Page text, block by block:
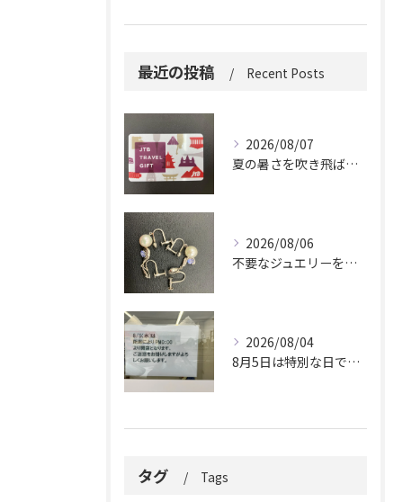
最近の投稿 Recent Posts
2026/08/07
夏の暑さを吹き飛ばしに来てください。
2026/08/06
不要なジュエリーを眠らせていませんか？
2026/08/04
8月5日は特別な日です。
タグ Tags